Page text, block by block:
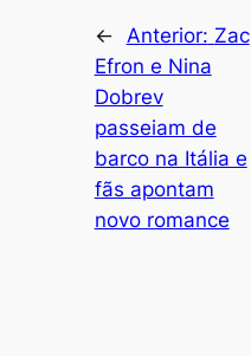
← Anterior: Zac
Efron e Nina
Dobrev
passeiam de
barco na Itália e
fãs apontam
novo romance